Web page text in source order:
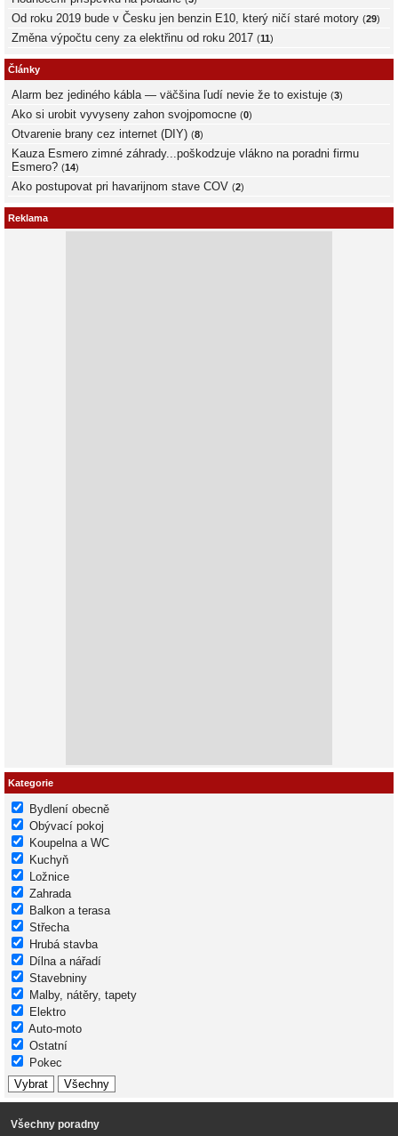
Od roku 2019 bude v Česku jen benzin E10, který ničí staré motory (29)
Změna výpočtu ceny za elektřinu od roku 2017 (11)
Články
Alarm bez jediného kábla — väčšina ľudí nevie že to existuje (3)
Ako si urobit vyvyseny zahon svojpomocne (0)
Otvarenie brany cez internet (DIY) (8)
Kauza Esmero zimné záhrady...poškodzuje vlákno na poradni firmu
Esmero? (14)
Ako postupovat pri havarijnom stave COV (2)
Reklama
Kategorie
Bydlení obecně
Obývací pokoj
Koupelna a WC
Kuchyň
Ložnice
Zahrada
Balkon a terasa
Střecha
Hrubá stavba
Dílna a nářadí
Stavebniny
Malby, nátěry, tapety
Elektro
Auto-moto
Ostatní
Pokec
Všechny poradny